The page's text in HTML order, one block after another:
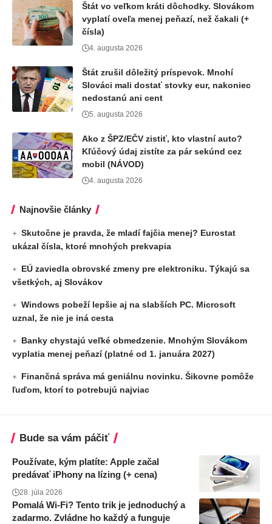
Štát vo veľkom kráti dôchodky. Slovákom
vyplatí oveľa menej peňazí, než čakali (+
čísla)
4. augusta 2026
Štát zrušil dôležitý príspevok. Mnohí
Slováci mali dostať stovky eur, nakoniec
nedostanú ani cent
5. augusta 2026
Ako z ŠPZ/EČV zistiť, kto vlastní auto?
Kľúčový údaj zistíte za pár sekúnd cez
mobil (NÁVOD)
4. augusta 2026
Najnovšie články
Skutočne je pravda, že mladí fajčia menej? Eurostat
ukázal čísla, ktoré mnohých prekvapia
EÚ zaviedla obrovské zmeny pre elektroniku. Týkajú sa
všetkých, aj Slovákov
Windows pobeží lepšie aj na slabších PC. Microsoft
uznal, že nie je iná cesta
Banky chystajú veľké obmedzenie. Mnohým Slovákom
vyplatia menej peňazí (platné od 1. januára 2027)
Finančná správa má geniálnu novinku. Šikovne pomôže
ľuďom, ktorí to potrebujú najviac
Bude sa vám páčiť
Používate, kým platíte: Apple začal
predávať iPhony na lízing (+ cena)
28. júla 2026
Pomalá Wi-Fi? Tento trik je jednoduchý a
zadarmo. Zvládne ho každý a funguje